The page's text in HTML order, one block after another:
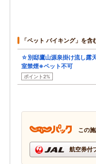
「ペット バイキング」を含
☆別邸鷹山源泉掛け流し露
室禁煙※ペット不可
ポイント2%
この
航空券付